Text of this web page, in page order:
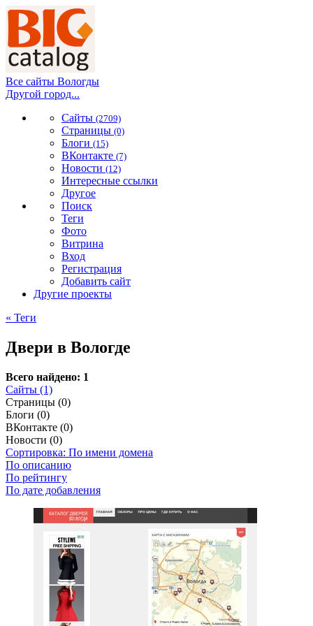
Все сайты Вологды
Другой город...
Сайты (2709)
Страницы (0)
Блоги (15)
ВКонтакте (7)
Новости (12)
Интересные ссылки
Другое
Поиск
Теги
Фото
Витрина
Вход
Регистрация
Добавить сайт
Другие проекты
« Теги
Двери в Вологде
Всего найдено: 1
Сайты (1)
Страницы (0)
Блоги (0)
ВКонтакте (0)
Новости (0)
Сортировка: По имени домена
По описанию
По рейтингу
По дате добавления